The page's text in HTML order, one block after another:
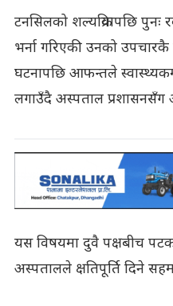
टनसिलको शल्यक्रियापछि
भर्ना गरिएकी उनको उपचारकै
घटनापछि आफन्तले
लगाउँदै अस्पताल प्रशासनसँग
यस विषयमा दुवै पक्षबीच
अस्पतालले क्षतिपूर्ति दिने